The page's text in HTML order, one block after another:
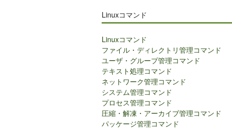
検
索
Linuxコマンド
Linuxコマンド
ファイル・ディレクトリ管理コマンド
ユーザ・グループ管理コマンド
テキスト処理コマンド
ネットワーク管理コマンド
システム管理コマンド
プロセス管理コマンド
圧縮・解凍・アーカイブ管理コマンド
パッケージ管理コマンド